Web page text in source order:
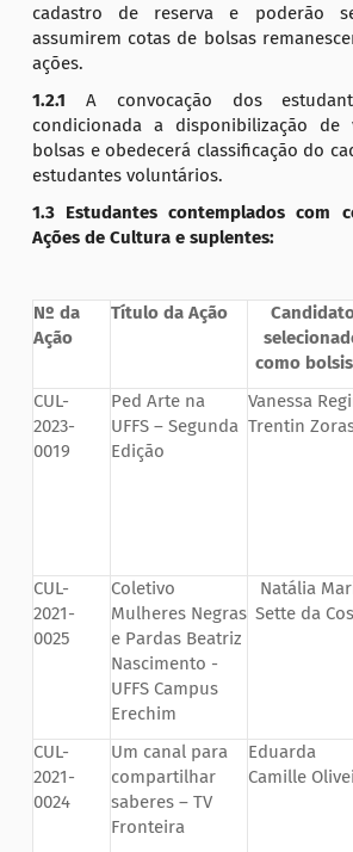
cadastro de reserva e poderão
assumirem cotas de bolsas
ações.
1.2.1 A convocação dos
condicionada a disponibilização
bolsas e obedecerá classificação do
estudantes voluntários.
1.3 Estudantes contemplados com
Ações de Cultura e suplentes:
Nº da
Ação
Título da Ação
como
CUL-
2023-
0019
Ped Arte na
UFFS – Segunda
Edição
Vanessa
Trentin
CUL-
2021-
0025
Coletivo
Mulheres Negras
e Pardas Beatriz
Nascimento -
UFFS Campus
Erechim
Natália
Sette da
CUL-
2021-
0024
Um canal para
compartilhar
saberes – TV
Fronteira
Eduarda
Camille